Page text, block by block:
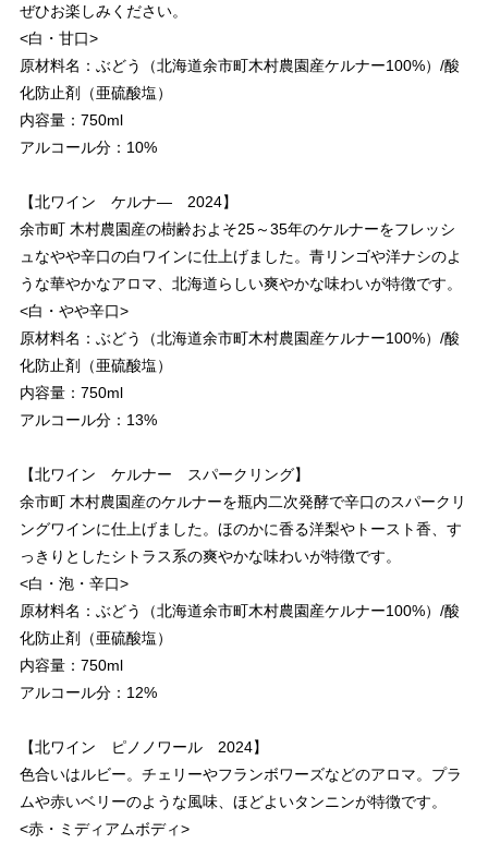
ぜひお楽しみください。
<白・甘口>
原材料名：ぶどう（北海道余市町木村農園産ケルナー100%）/酸
化防止剤（亜硫酸塩）
内容量：750ml
アルコール分：10%
【北ワイン ケルナ― 2024】
余市町 木村農園産の樹齢およそ25～35年のケルナーをフレッシ
ュなやや辛口の白ワインに仕上げました。青リンゴや洋ナシのよ
うな華やかなアロマ、北海道らしい爽やかな味わいが特徴です。
<白・やや辛口>
原材料名：ぶどう（北海道余市町木村農園産ケルナー100%）/酸
化防止剤（亜硫酸塩）
内容量：750ml
アルコール分：13%
【北ワイン ケルナー スパークリング】
余市町 木村農園産のケルナーを瓶内二次発酵で辛口のスパークリ
ングワインに仕上げました。ほのかに香る洋梨やトースト香、す
っきりとしたシトラス系の爽やかな味わいが特徴です。
<白・泡・辛口>
原材料名：ぶどう（北海道余市町木村農園産ケルナー100%）/酸
化防止剤（亜硫酸塩）
内容量：750ml
アルコール分：12%
【北ワイン ピノノワール 2024】
色合いはルビー。チェリーやフランボワーズなどのアロマ。プラ
ムや赤いベリーのような風味、ほどよいタンニンが特徴です。
<赤・ミディアムボディ>